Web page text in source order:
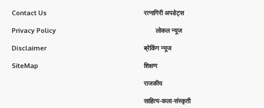
Contact Us
Privacy Policy
Disclaimer
SiteMap
रत्नागिरी अपडेट्स
लोकल न्यूज
ब्रेकिंग न्यूज
शिक्षण
राजकीय
साहित्य-कला-संस्कृती